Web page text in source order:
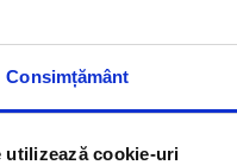
Consimțământ
utilizează cookie-uri